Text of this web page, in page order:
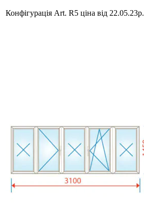
Конфігурація Art. R5 ціна від 22.05.23р.